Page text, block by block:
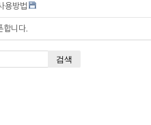
용방법
합니다.
검색